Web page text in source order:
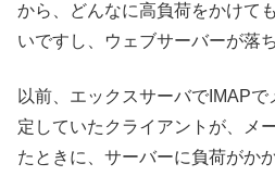
から、どんなに高負荷をかけて
いですし、ウェブサーバーが落
以前、エックスサーバでIMAP
定していたクライアントが、メ
たときに、サーバーに負荷がか